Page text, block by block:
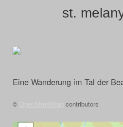
st.
Eine Wanderung im Tal der
© contributors